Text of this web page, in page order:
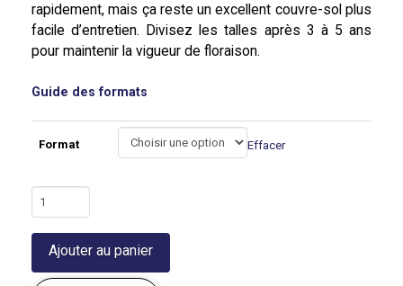
rapidement, mais ça reste un excellent couvre-sol plus
facile d’entretien. Divisez les talles après 3 à 5 ans
pour maintenir la vigueur de floraison.
Guide des formats
Format Effacer
quantité
de
Achillée
'Cassis'
|
Ajouter au panier